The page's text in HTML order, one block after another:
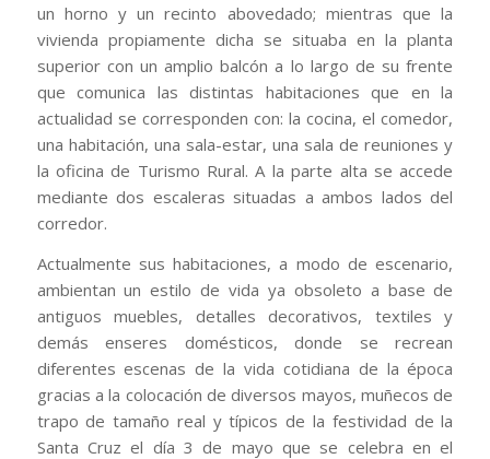
un horno y un recinto abovedado; mientras que la
vivienda propiamente dicha se situaba en la planta
superior con un amplio balcón a lo largo de su frente
que comunica las distintas habitaciones que en la
actualidad se corresponden con: la cocina, el comedor,
una habitación, una sala-estar, una sala de reuniones y
la oficina de Turismo Rural. A la parte alta se accede
mediante dos escaleras situadas a ambos lados del
corredor.
Actualmente sus habitaciones, a modo de escenario,
ambientan un estilo de vida ya obsoleto a base de
antiguos muebles, detalles decorativos, textiles y
demás enseres domésticos, donde se recrean
diferentes escenas de la vida cotidiana de la época
gracias a la colocación de diversos mayos, muñecos de
trapo de tamaño real y típicos de la festividad de la
Santa Cruz el día 3 de mayo que se celebra en el